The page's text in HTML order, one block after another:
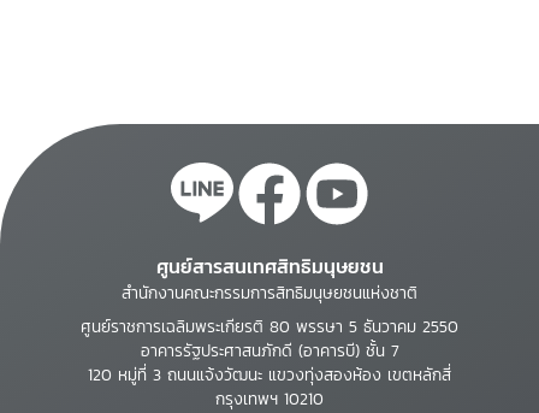
ศูนย์สารสนเทศสิทธิมนุษยชน
สำนักงานคณะกรรมการสิทธิมนุษยชนแห่งชาติ
ศูนย์ราชการเฉลิมพระเกียรติ 80 พรรษา 5 ธันวาคม 2550
อาคารรัฐประศาสนภักดี (อาคารบี) ชั้น 7
120 หมู่ที่ 3 ถนนแจ้งวัฒนะ แขวงทุ่งสองห้อง เขตหลักสี่
กรุงเทพฯ 10210